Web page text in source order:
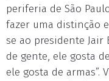
periferia de São
fazer uma distinção
se ao presidente Jair
de gente, ele gosta
ele gosta de armas”.